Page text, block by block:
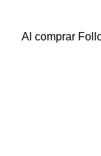
Al comprar